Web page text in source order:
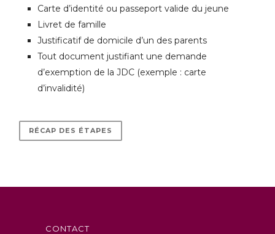
Carte d’identité ou passeport valide du jeune
Livret de famille
Justificatif de domicile d’un des parents
Tout document justifiant une demande
d’exemption de la JDC (exemple : carte
d’invalidité)
RÉCAP DES ÉTAPES
CONTACT